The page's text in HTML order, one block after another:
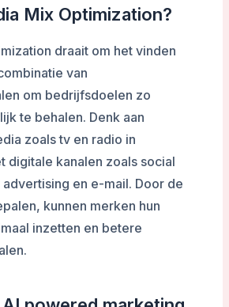
Mix Optimization?
draait om het vinden
van
om bedrijfsdoelen zo
te behalen. Denk aan
zoals tv en radio in
digitale kanalen zoals social
en e-mail. Door de
kunnen merken hun
inzetten en betere